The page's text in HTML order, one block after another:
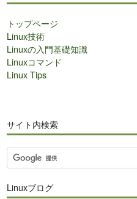
トップページ
Linux技術
Linuxの入門基礎知識
Linuxコマンド
Linux Tips
サイト内検索
サ
イ
内
Linuxブログ